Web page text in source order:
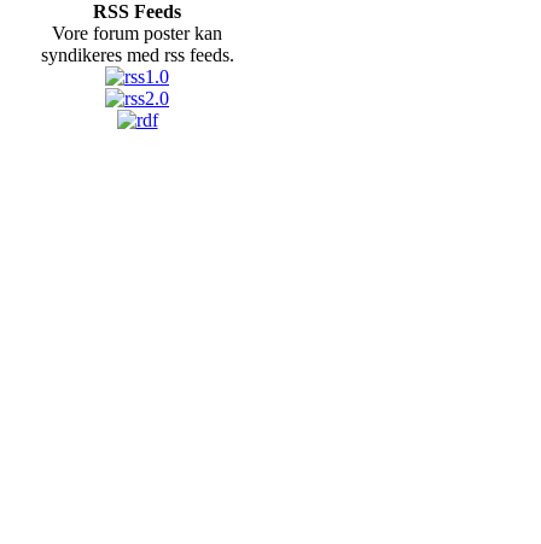
RSS Feeds
Vore forum poster kan
syndikeres med rss feeds.